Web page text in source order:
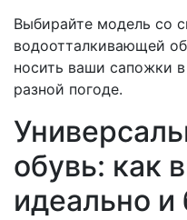
Выбирайте модель со
водоотталкивающей
носить ваши сапожки
разной погоде.
обувь: как
идеально и